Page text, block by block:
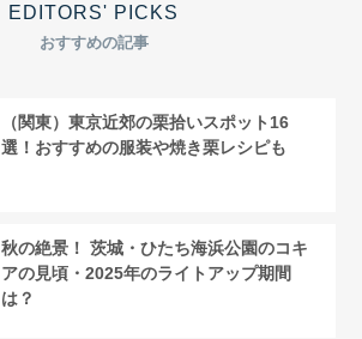
EDITORS' PICKS
おすすめの記事
（関東）東京近郊の栗拾いスポット16
選！おすすめの服装や焼き栗レシピも
秋の絶景！ 茨城・ひたち海浜公園のコキ
アの見頃・2025年のライトアップ期間
は？